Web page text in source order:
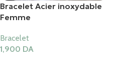
Bracelet Acier inoxydable
Femme
Bracelet
1,900 DA